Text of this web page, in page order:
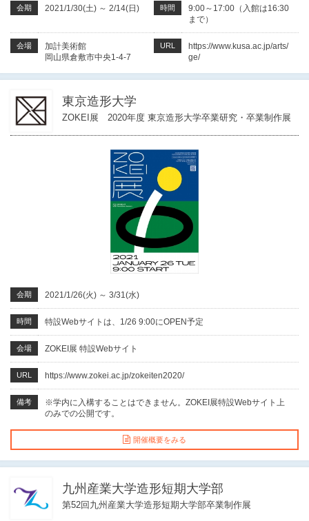
会期 2021/1/30(土) ～ 2/14(日) 時間
9:00～17:00（入館は16:30
まで）
会場
加計美術館
岡山県倉敷市中央1-4-7
URL
https://www.kusa.ac.jp/arts/
ge/
東京造形大学
ZOKEI展 2020年度 東京造形大学卒業研究・卒業制作展
会期 2021/1/26(火) ～ 3/31(水)
時間 特設Webサイトは、1/26 9:00にOPEN予定
会場 ZOKEI展 特設Webサイト
URL https://www.zokei.ac.jp/zokeiten2020/
備考
※学内に入構することはできません。ZOKEI展特設Webサイト上
のみでの公開です。
開催概要をみる
九州産業大学造形短期大学部
第52回九州産業大学造形短期大学部卒業制作展